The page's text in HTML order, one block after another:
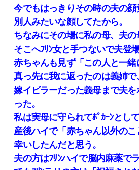
今でもはっきりその時の夫の顔
別人みたいな顔してたから。
ちなみにその場に私の母、夫の
そこへﾌﾘﾝ女と手つないで夫登場
赤ちゃんも見ず「この人と一緒
真っ先に我に返ったのは義姉で
嫁イビラーだった義母まで夫
った。
私は実母に守られてﾎﾟｶｰﾝとし
産後ハイで「赤ちゃん以外の
幸いしたんだと思う。
夫の方はﾌﾘﾝハイで脳内麻薬で